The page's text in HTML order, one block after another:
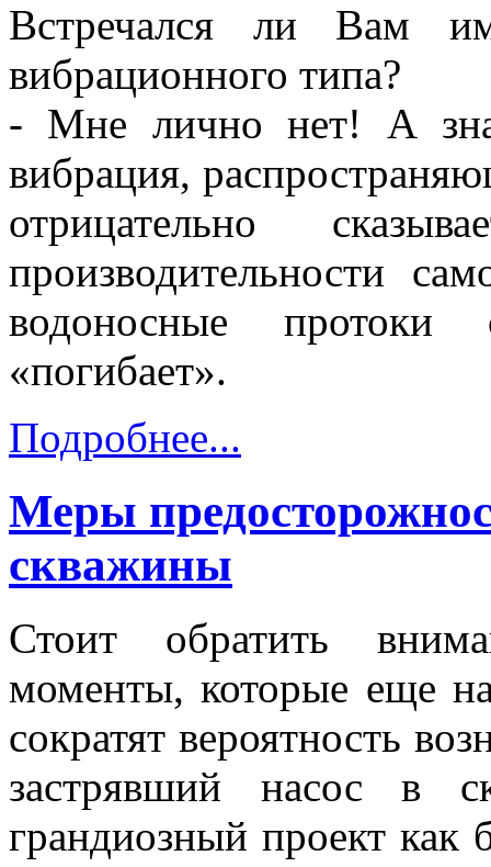
Встречался ли Вам
вибрационного типа?
- Мне лично нет! А
вибрация,
отрицательно
производительности
водоносные протоки
«погибает».
Подробнее...
Меры
скважины
Стоит обратить
моменты, которые еще
сократят вероятность
застрявший насос в
грандиозный проект как